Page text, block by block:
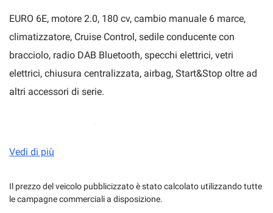
EURO 6E, motore 2.0, 180 cv, cambio manuale 6 marce,
climatizzatore, Cruise Control, sedile conducente con
bracciolo, radio DAB Bluetooth, specchi elettrici, vetri
elettrici, chiusura centralizzata, airbag, Start&Stop oltre ad
altri accessori di serie.
Allestito con cassa furgonata da misure interne mt 4.30 x
mt 2.12 x mt 2.52 completo di n°1 porta laterale, sponda
Vedi di più
Il prezzo del veicolo pubblicizzato è stato calcolato utilizzando tutte
le campagne commerciali a disposizione.
in
qualsiasi
momento.
Cookie per il miglioramento dell'esperienza utente